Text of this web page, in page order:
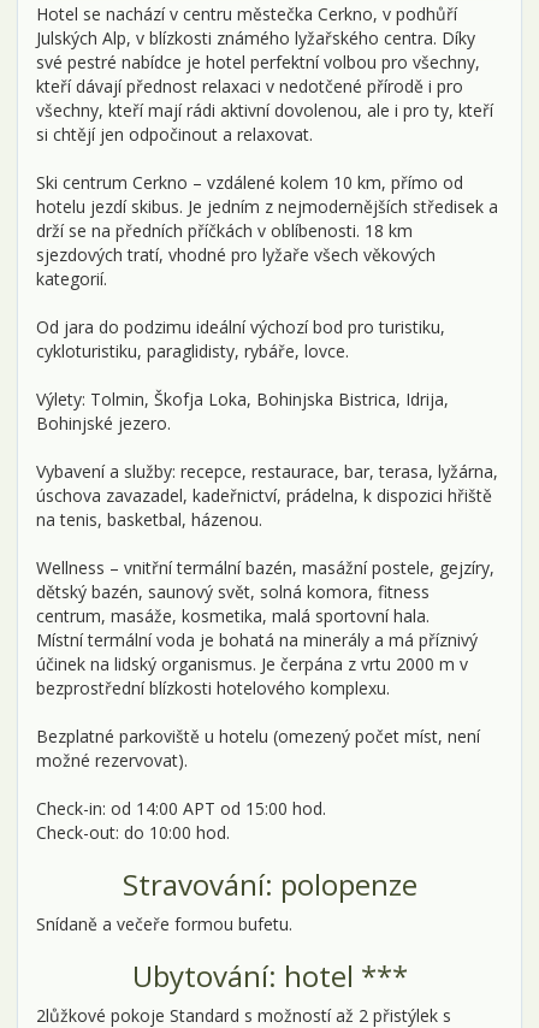
Hotel se nachází v centru městečka Cerkno, v podhůří
Julských Alp, v blízkosti známého lyžařského centra. Díky
své pestré nabídce je hotel perfektní volbou pro všechny,
kteří dávají přednost relaxaci v nedotčené přírodě i pro
všechny, kteří mají rádi aktivní dovolenou, ale i pro ty, kteří
si chtějí jen odpočinout a relaxovat.
Ski centrum Cerkno – vzdálené kolem 10 km, přímo od
hotelu jezdí skibus. Je jedním z nejmodernějších středisek a
drží se na předních příčkách v oblíbenosti. 18 km
sjezdových tratí, vhodné pro lyžaře všech věkových
kategorií.
Od jara do podzimu ideální výchozí bod pro turistiku,
cykloturistiku, paraglidisty, rybáře, lovce.
Výlety: Tolmin, Škofja Loka, Bohinjska Bistrica, Idrija,
Bohinjské jezero.
Vybavení a služby: recepce, restaurace, bar, terasa, lyžárna,
úschova zavazadel, kadeřnictví, prádelna, k dispozici hřiště
na tenis, basketbal, házenou.
Wellness – vnitřní termální bazén, masážní postele, gejzíry,
dětský bazén, saunový svět, solná komora, fitness
centrum, masáže, kosmetika, malá sportovní hala.
Místní termální voda je bohatá na minerály a má příznivý
účinek na lidský organismus. Je čerpána z vrtu 2000 m v
bezprostřední blízkosti hotelového komplexu.
Bezplatné parkoviště u hotelu (omezený počet míst, není
možné rezervovat).
Check-in: od 14:00 APT od 15:00 hod.
Check-out: do 10:00 hod.
Stravování: polopenze
Snídaně a večeře formou bufetu.
Ubytování: hotel ***
2lůžkové pokoje Standard s možností až 2 přistýlek s